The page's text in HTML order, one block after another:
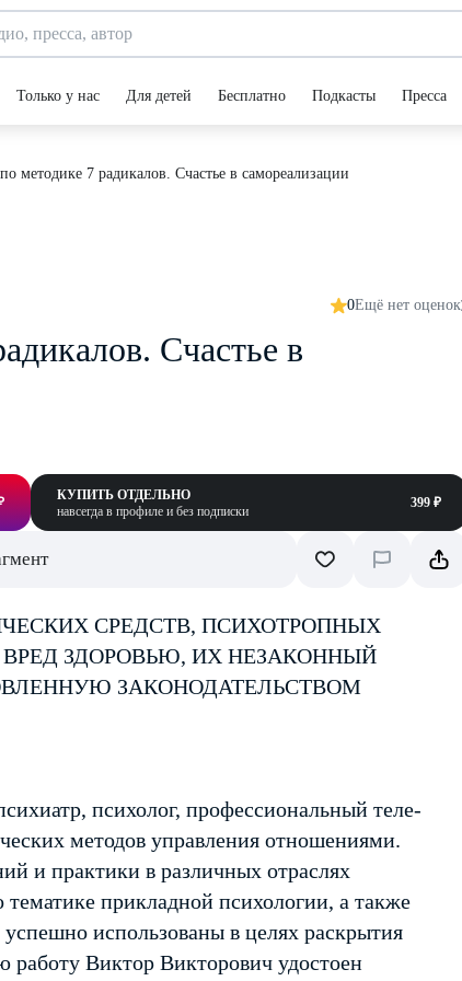
Только у нас Для детей Бесплатно Подкасты Пресса
методике 7 радикалов. Счастье в самореализации
0Ещё нет оценок
Счастье в
КУПИТЬ ОТДЕЛЬНО
навсегда в профиле и без подписки
399 ₽
СРЕДСТВ, ПСИХОТРОПНЫХ
ЗДОРОВЬЮ, ИХ НЕЗАКОННЫЙ
ЗАКОНОДАТЕЛЬСТВОМ
психолог, профессиональный теле-
методов управления отношениями.
и практики в различных отраслях
прикладной психологии, а также
использованы в целях раскрытия
работу Виктор Викторович удостоен